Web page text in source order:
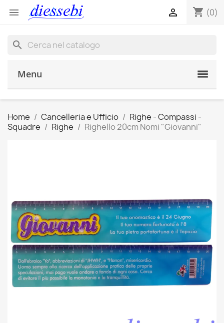
 shopping_cart (0)

search
Menu
Home Cancelleria e Ufficio
Righe - Compassi -
Squadre
Righe Righello 20cm Nomi "Giovanni"